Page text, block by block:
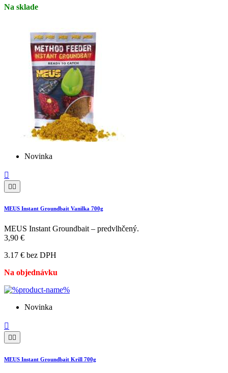
Na sklade
Novinka

 
MEUS Instant Groundbait Vanilka 700g
MEUS Instant Groundbait – predvlhčený.
3,90 €
3.17 € bez DPH
Na objednávku
Novinka

 
MEUS Instant Groundbait Krill 700g